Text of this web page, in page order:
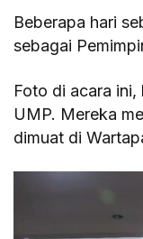
Beberapa hari
sebagai
Foto di acara
UMP. Mereka
dimuat di